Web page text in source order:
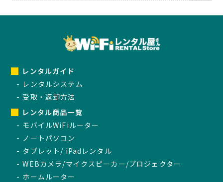
レンタルガイド
レンタルシステム
受取・返却方法
レンタル商品一覧
モバイルWiFiルーター
ノートパソコン
タブレット/ iPadレンタル
WEBカメラ/マイクスピーカー/プロジェクター
ホームルーター